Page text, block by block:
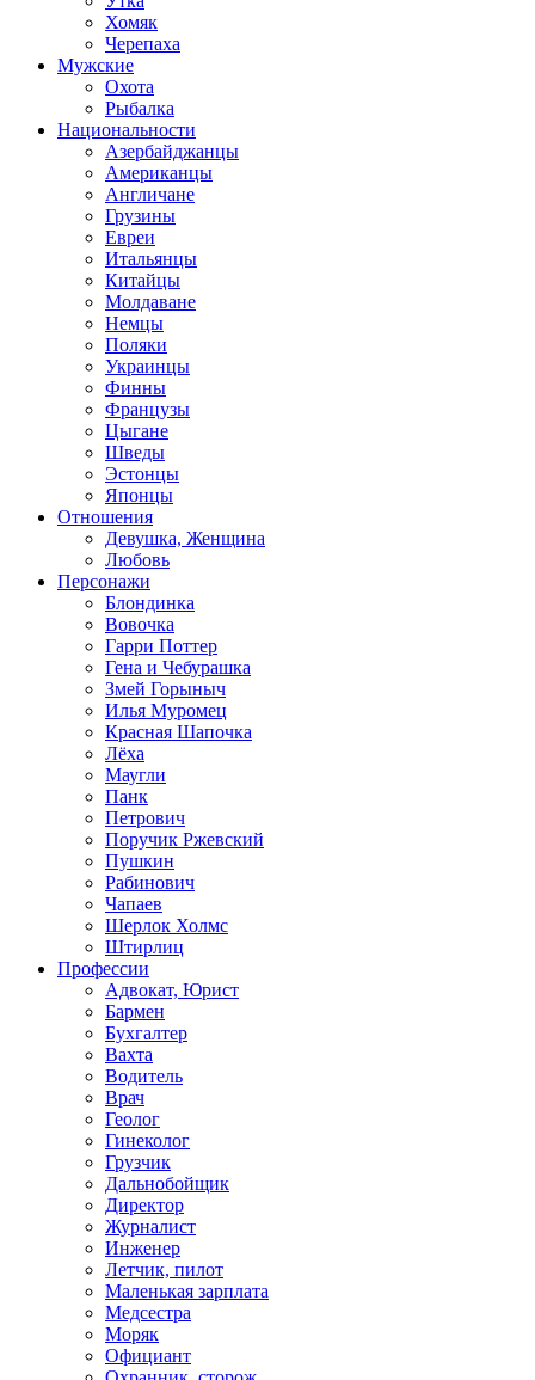
Хомяк
Черепаха
Мужские
Охота
Рыбалка
Национальности
Азербайджанцы
Американцы
Англичане
Грузины
Евреи
Итальянцы
Китайцы
Молдаване
Немцы
Поляки
Украинцы
Финны
Французы
Цыгане
Шведы
Эстонцы
Японцы
Отношения
Девушка, Женщина
Любовь
Персонажи
Блондинка
Вовочка
Гарри Поттер
Гена и Чебурашка
Змей Горыныч
Илья Муромец
Красная Шапочка
Лёха
Маугли
Панк
Петрович
Поручик Ржевский
Пушкин
Рабинович
Чапаев
Шерлок Холмс
Штирлиц
Профессии
Адвокат, Юрист
Бармен
Бухгалтер
Вахта
Водитель
Врач
Геолог
Гинеколог
Грузчик
Дальнобойщик
Директор
Журналист
Инженер
Летчик, пилот
Маленькая зарплата
Медсестра
Моряк
Официант